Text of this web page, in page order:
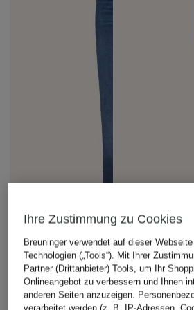
Ihre Zustimmung zu Cookies
Breuninger verwendet auf dieser
Technologien („Tools“). Mit Ihrer
Partner (Drittanbieter) Tools, um Ihr
Onlineangebot zu verbessern und Ihnen
anderen Seiten anzuzeigen.
verarbeitet werden (z. B. IP-Adressen,